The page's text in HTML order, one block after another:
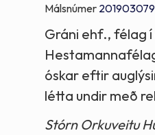
Málsnúmer 201903079
Gráni ehf., félag í
óskar eftir
létta undir með
Stórn Orkuveitu